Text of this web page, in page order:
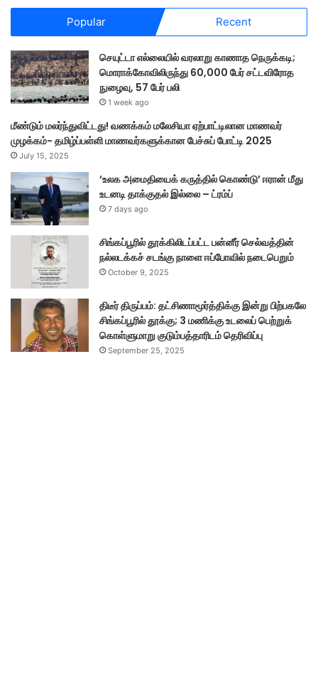
Popular Recent
செயுட்டா எல்லையில் வரலாறு காணாத நெருக்கடி;
மொராக்கோவிலிருந்து 60,000 பேர் சட்டவிரோத
நுழைவு, 57 பேர் பலி
1 week ago
மீண்டும் மலர்ந்துவிட்டது! வணக்கம் மலேசியா ஏற்பாட்டிலான மாணவர்
முழக்கம்- தமிழ்ப்பள்ளி மாணவர்களுக்கான பேச்சுப் போட்டி 2025
July 15, 2025
‘உலக அமைதியைக் கருத்தில் கொண்டு’ ஈரான் மீது
உடனடி தாக்குதல் இல்லை – ட்ரம்ப்
7 days ago
சிங்கப்பூரில் தூக்கிலிடப்பட்ட பன்னீர் செல்வத்தின்
நல்லடக்கச் சடங்கு நாளை ஈப்போவில் நடைபெறும்
October 9, 2025
திடீர் திருப்பம்: தட்சிணாமூர்த்திக்கு இன்று பிற்பகலே
சிங்கப்பூரில் தூக்கு; 3 மணிக்கு உடலைப் பெற்றுக்
கொள்ளுமாறு குடும்பத்தாரிடம் தெரிவிப்பு
September 25, 2025